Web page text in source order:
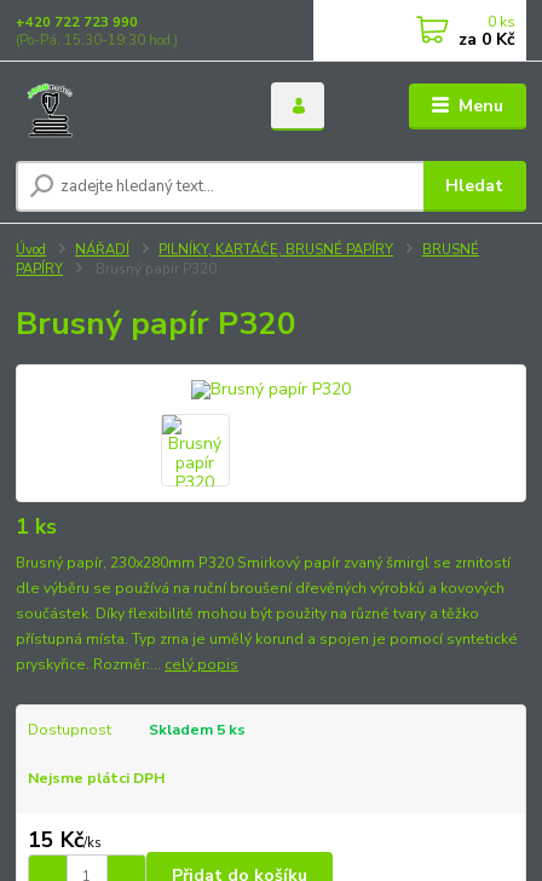
Menu
Hledat
+420 722 723 990
(Po-Pá, 15:30-19:30 hod.)
0 ks
za 0 Kč
Úvod NÁŘADÍ PILNÍKY, KARTÁČE, BRUSNÉ PAPÍRY
BRUSNÉ
PAPÍRY
Brusný papír P320
Brusný papír P320
1 ks
Brusný papír, 230x280mm P320 Smirkový papír zvaný šmirgl se zrnitostí
dle výběru se používá na ruční broušení dřevěných výrobků a kovových
součástek. Díky flexibilitě mohou být použity na různé tvary a těžko
přístupná místa. Typ zrna je umělý korund a spojen je pomocí syntetické
pryskyřice. Rozměr:... celý popis
Dostupnost Skladem 5 ks
Nejsme plátci DPH
15 Kč/ks
Přidat do košíku